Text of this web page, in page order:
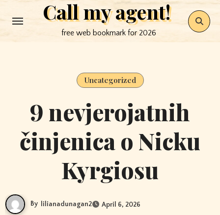
to
Call my agent!
free web bookmark for 2026
Uncategorized
9 nevjerojatnih
činjenica o Nicku
Kyrgiosu
By lilianadunagan2 April 6, 2026